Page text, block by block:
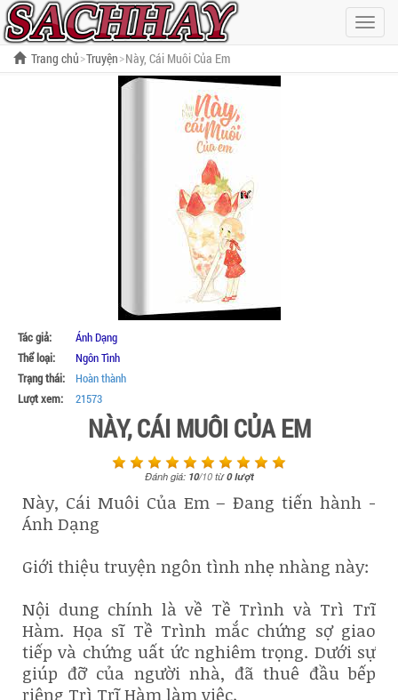
Hiện
menu
Trang chủ Truyện Này, Cái Muôi Của Em
Tác giả:
Ánh Dạng
Thể loại:
Ngôn Tình
Trạng thái:
Hoàn thành
Lượt xem:
21573
NÀY, CÁI MUÔI CỦA EM
Đánh giá: 10/10từ0lượt
Này, Cái Muôi Của Em – Đang tiến hành -
Ánh Dạng
Giới thiệu truyện ngôn tình nhẹ nhàng này:
Nội dung chính là về Tề Trình và Trì Trĩ
Hàm. Họa sĩ Tề Trình mắc chứng sợ giao
tiếp và chứng uất ức nghiêm trọng. Dưới sự
giúp đỡ của người nhà, đã thuê đầu bếp
riêng Trì Trĩ Hàm làm việc.